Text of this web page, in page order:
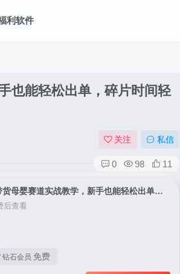
利软件
也能轻松出单，碎片时间轻
关注 私信
0 98 11
宝妈副业首选！短视频带货母婴赛道实战教学，新手也能轻松出单，碎片时间轻松增收
后查看
钻石会员 免费